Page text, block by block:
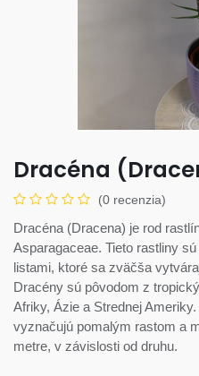
Dracéna
(0 recenzia)
Dracéna (Dracena) je rod
Asparagaceae. Tieto rastliny
listami, ktoré sa zväčša
Dracény sú pôvodom z
Afriky, Ázie a Strednej
vyznačujú pomalým rastom a
metre, v závislosti od druhu.